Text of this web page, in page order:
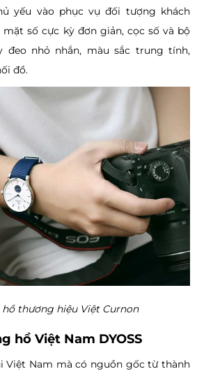
yếu vào phục vụ đối tượng khách
số cực kỳ đơn giản, cọc số và bộ
đeo nhỏ nhắn, màu sắc trung tính,
đồ.
hồ thương hiệu Việt Curnon
hồ Việt Nam DYOSS
Việt Nam mà có nguồn gốc từ thành